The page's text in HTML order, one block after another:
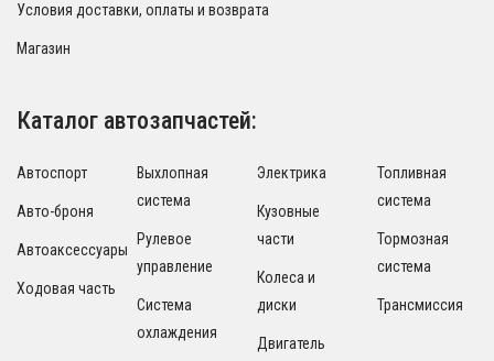
Условия доставки, оплаты и возврата
Магазин
Каталог автозапчастей:
Автоспорт
Авто-броня
Автоаксессуары
Ходовая часть
Выхлопная
система
Рулевое
управление
Система
охлаждения
Электрика
Кузовные
части
Колеса и
диски
Двигатель
Топливная
система
Тормозная
система
Трансмиссия